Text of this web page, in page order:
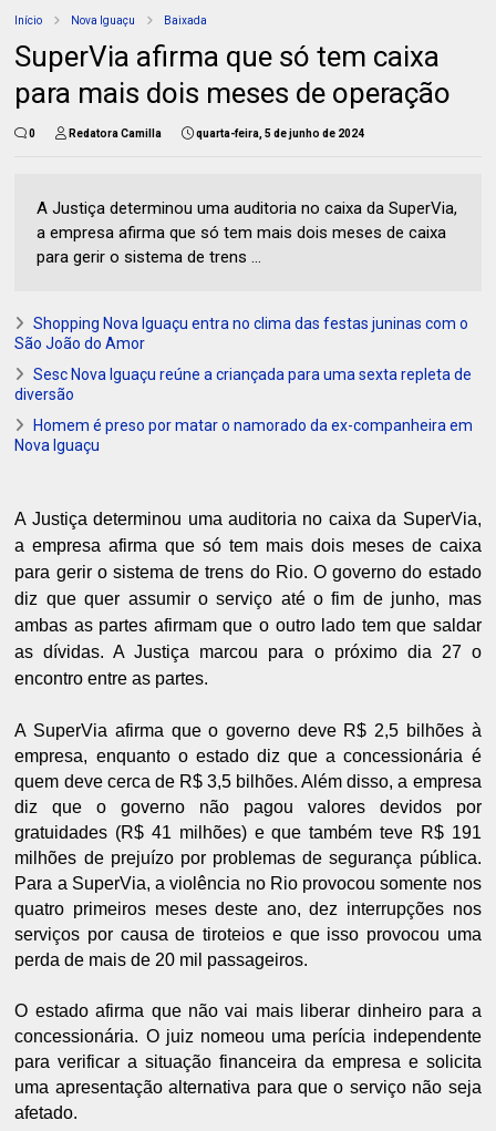
Início Nova Iguaçu Baixada
SuperVia afirma que só tem caixa
para mais dois meses de operação
0 Redatora Camilla quarta-feira, 5 de junho de 2024
A Justiça determinou uma auditoria no caixa da SuperVia,
a empresa afirma que só tem mais dois meses de caixa
para gerir o sistema de trens ...
Shopping Nova Iguaçu entra no clima das festas juninas com o
São João do Amor
Sesc Nova Iguaçu reúne a criançada para uma sexta repleta de
diversão
Homem é preso por matar o namorado da ex-companheira em
Nova Iguaçu
A Justiça determinou uma auditoria no caixa da SuperVia,
a empresa afirma que só tem mais dois meses de caixa
para gerir o sistema de trens do Rio. O governo do estado
diz que quer assumir o serviço até o fim de junho, mas
ambas as partes afirmam que o outro lado tem que saldar
as dívidas. A Justiça marcou para o próximo dia 27 o
encontro entre as partes.
A SuperVia afirma que o governo deve R$ 2,5 bilhões à
empresa, enquanto o estado diz que a concessionária é
quem deve cerca de R$ 3,5 bilhões. Além disso, a empresa
diz que o governo não pagou valores devidos por
gratuidades (R$ 41 milhões) e que também teve R$ 191
milhões de prejuízo por problemas de segurança pública.
Para a SuperVia, a violência no Rio provocou somente nos
quatro primeiros meses deste ano, dez interrupções nos
serviços por causa de tiroteios e que isso provocou uma
perda de mais de 20 mil passageiros.
O estado afirma que não vai mais liberar dinheiro para a
concessionária. O juiz nomeou uma perícia independente
para verificar a situação financeira da empresa e solicita
uma apresentação alternativa para que o serviço não seja
afetado.